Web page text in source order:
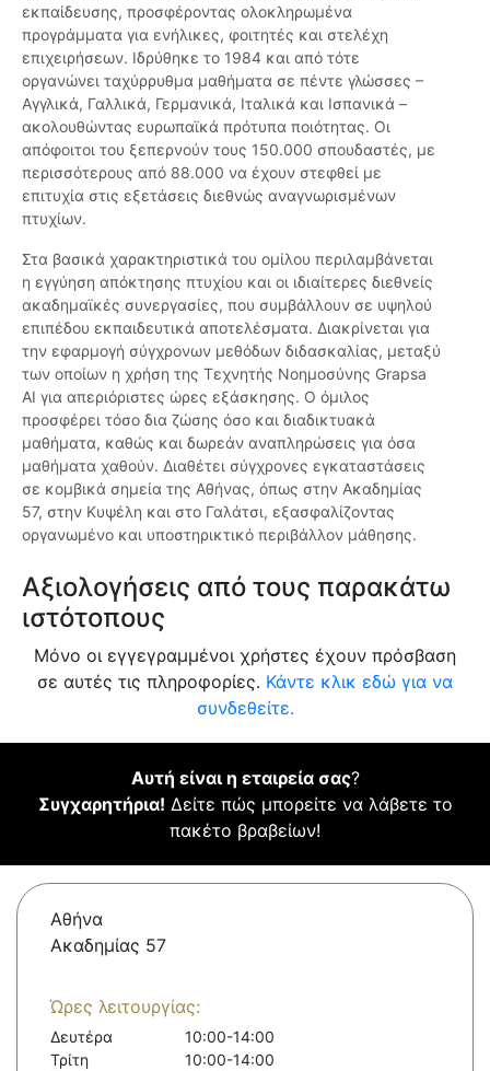
εκπαίδευσης, προσφέροντας ολοκληρωμένα
προγράμματα για ενήλικες, φοιτητές και στελέχη
επιχειρήσεων. Ιδρύθηκε το 1984 και από τότε
οργανώνει ταχύρρυθμα μαθήματα σε πέντε γλώσσες –
Αγγλικά, Γαλλικά, Γερμανικά, Ιταλικά και Ισπανικά –
ακολουθώντας ευρωπαϊκά πρότυπα ποιότητας. Οι
απόφοιτοι του ξεπερνούν τους 150.000 σπουδαστές, με
περισσότερους από 88.000 να έχουν στεφθεί με
επιτυχία στις εξετάσεις διεθνώς αναγνωρισμένων
πτυχίων.
Στα βασικά χαρακτηριστικά του ομίλου περιλαμβάνεται
η εγγύηση απόκτησης πτυχίου και οι ιδιαίτερες διεθνείς
ακαδημαϊκές συνεργασίες, που συμβάλλουν σε υψηλού
επιπέδου εκπαιδευτικά αποτελέσματα. Διακρίνεται για
την εφαρμογή σύγχρονων μεθόδων διδασκαλίας, μεταξύ
των οποίων η χρήση της Τεχνητής Νοημοσύνης Grapsa
AI για απεριόριστες ώρες εξάσκησης. Ο όμιλος
προσφέρει τόσο δια ζώσης όσο και διαδικτυακά
μαθήματα, καθώς και δωρεάν αναπληρώσεις για όσα
μαθήματα χαθούν. Διαθέτει σύγχρονες εγκαταστάσεις
σε κομβικά σημεία της Αθήνας, όπως στην Ακαδημίας
57, στην Κυψέλη και στο Γαλάτσι, εξασφαλίζοντας
οργανωμένο και υποστηρικτικό περιβάλλον μάθησης.
Αξιολογήσεις από τους παρακάτω
ιστότοπους
Μόνο οι εγγεγραμμένοι χρήστες έχουν πρόσβαση
σε αυτές τις πληροφορίες. Κάντε κλικ εδώ για να
συνδεθείτε.
Αυτή είναι η εταιρεία σας?
Συγχαρητήρια! Δείτε πώς μπορείτε να λάβετε το
πακέτο βραβείων!
Αθήνα
Ακαδημίας 57
Ώρες λειτουργίας:
Δευτέρα
10:00-14:00
Τρίτη
10:00-14:00